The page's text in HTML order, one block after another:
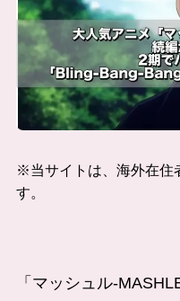
※当サイトは、海外在住
す。
「マッシュル-